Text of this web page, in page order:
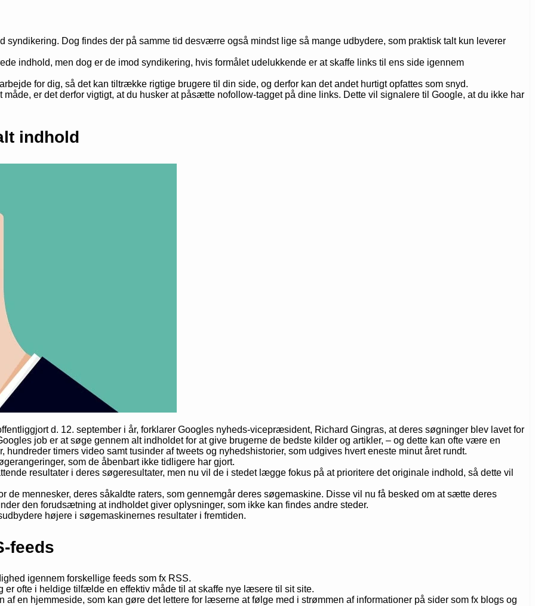
syndikering. Dog findes der på samme tid desværre også mindst lige så mange udbydere, som praktisk talt kun leverer
indhold, men dog er de imod syndikering, hvis formålet udelukkende er at skaffe links til ens side igennem
for dig, så det kan tiltrække rigtige brugere til din side, og derfor kan det andet hurtigt opfattes som snyd.
er det derfor vigtigt, at du husker at påsætte nofollow-tagget på dine links. Dette vil signalere til Google, at du ikke har
indhold
d. 12. september i år, forklarer Googles nyheds-vicepræsident, Richard Gingras, at deres søgninger blev lavet for
job er at søge gennem alt indholdet for at give brugerne de bedste kilder og artikler, – og dette kan ofte være en
timers video samt tusinder af tweets og nyhedshistorier, som udgives hvert eneste minut året rundt.
som de åbenbart ikke tidligere har gjort.
resultater i deres søgeresultater, men nu vil de i stedet lægge fokus på at prioritere det originale indhold, så dette vil
de mennesker, deres såkaldte raters, som gennemgår deres søgemaskine. Disse vil nu få besked om at sætte deres
den forudsætning at indholdet giver oplysninger, som ikke kan findes andre steder.
højere i søgemaskinernes resultater i fremtiden.
feeds
igennem forskellige feeds som fx RSS.
ofte i heldige tilfælde en effektiv måde til at skaffe nye læsere til sit site.
en hjemmeside, som kan gøre det lettere for læserne at følge med i strømmen af informationer på sider som fx blogs og